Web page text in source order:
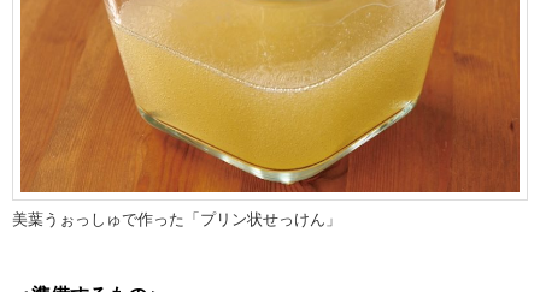
美葉うぉっしゅで作った「プリン状せっけん」